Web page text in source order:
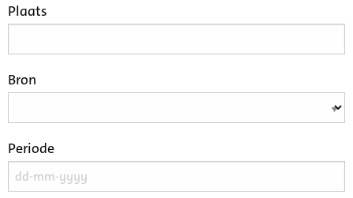
Plaats
Bron
Periode